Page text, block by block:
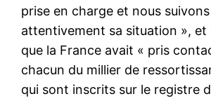
prise en charge et nous suivons
attentivement sa situation », et
que la France avait « pris
chacun du millier de
qui sont inscrits sur le registre